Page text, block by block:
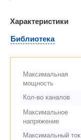
Характеристики
Библиотека
Максимальная
мощность
Кол-во каналов
Максимальное
напряжение
Максимальный ток